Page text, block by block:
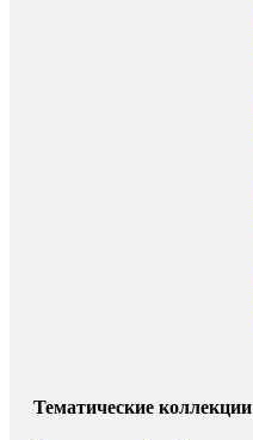
Тематические коллекции